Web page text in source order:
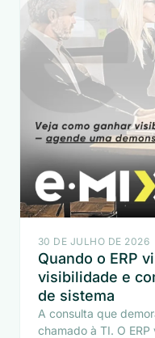
30 DE JULHO DE 2026
Quando o ERP
visibilidade e
de sistema
A consulta que
chamado à TI. O